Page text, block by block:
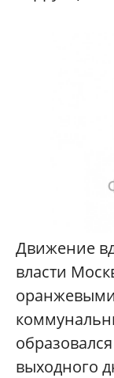
Движение
власти
выходного